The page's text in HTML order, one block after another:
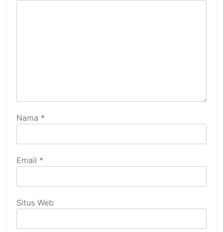
Nama *
Email *
Situs Web